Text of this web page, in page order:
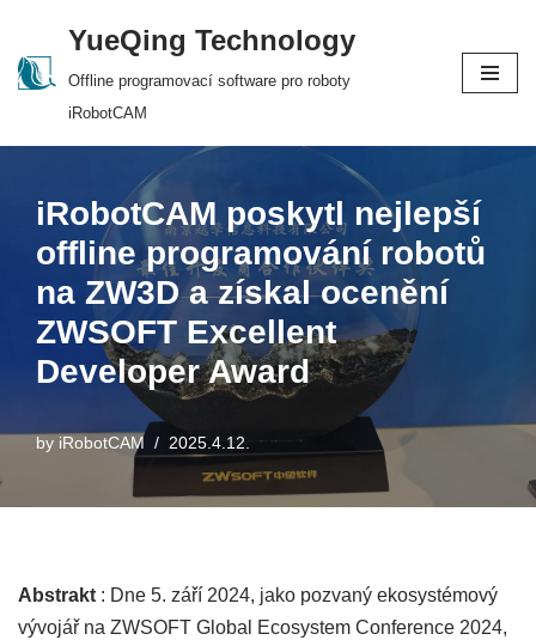
Skip
YueQing Technology
Offline programovací software pro roboty
iRobotCAM
iRobotCAM poskytl nejlepší
offline programování robotů
na ZW3D a získal ocenění
ZWSOFT Excellent
Developer Award
by iRobotCAM 2025.4.12.
Abstrakt : Dne 5. září 2024, jako pozvaný ekosystémový
vývojář na ZWSOFT Global Ecosystem Conference 2024,